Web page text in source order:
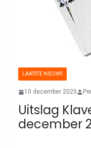
LAATSTE NIEUWS
10 december 2025
Uitslag
december